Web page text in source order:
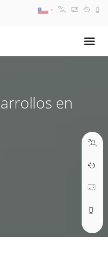
en